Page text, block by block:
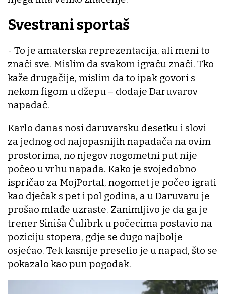
Svestrani sportaš
- To je amaterska reprezentacija, ali meni to
znači sve. Mislim da svakom igraču znači. Tko
kaže drugačije, mislim da to ipak govori s
nekom figom u džepu – dodaje Daruvarov
napadač.
Karlo danas nosi daruvarsku desetku i slovi
za jednog od najopasnijih napadača na ovim
prostorima, no njegov nogometni put nije
počeo u vrhu napada. Kako je svojedobno
ispričao za MojPortal, nogomet je počeo igrati
kao dječak s pet i pol godina, a u Daruvaru je
prošao mlađe uzraste. Zanimljivo je da ga je
trener Siniša Ćulibrk u počecima postavio na
poziciju stopera, gdje se dugo najbolje
osjećao. Tek kasnije preselio je u napad, što se
pokazalo kao pun pogodak.